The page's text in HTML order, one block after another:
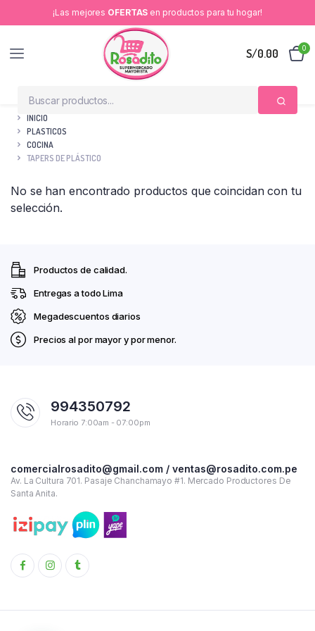
¡Las mejores OFERTAS en productos para tu hogar!
S/0.00 0
INICIO
PLASTICOS
COCINA
TAPERS DE PLÁSTICO
No se han encontrado productos que coincidan con tu
selección.
Productos de calidad.
Entregas a todo Lima
Megadescuentos diarios
Precios al por mayor y por menor.
994350792
Horario 7:00am - 07:00pm
comercialrosadito@gmail.com / ventas@rosadito.com.pe
Av. La Cultura 701. Pasaje Chanchamayo #1. Mercado Productores De
Santa Anita.